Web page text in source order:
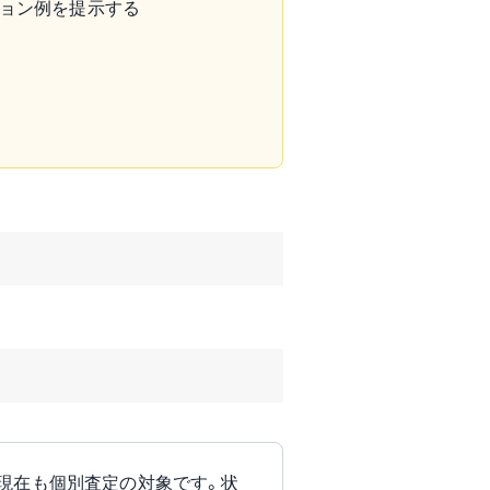
ン例を提示する
在も個別査定の対象です。状